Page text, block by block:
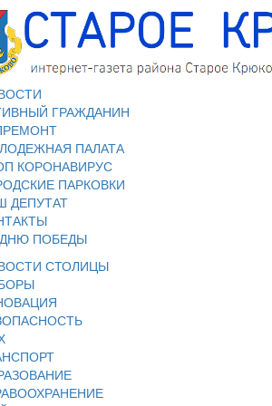
ГРАЖДАНИН
ПАЛАТА
КОРОНАВИРУС
ПАРКОВКИ
ДЕПУТАТ
ПОБЕДЫ
СТОЛИЦЫ